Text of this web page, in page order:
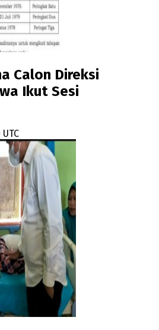
Calon Direksi
Ikut Sesi